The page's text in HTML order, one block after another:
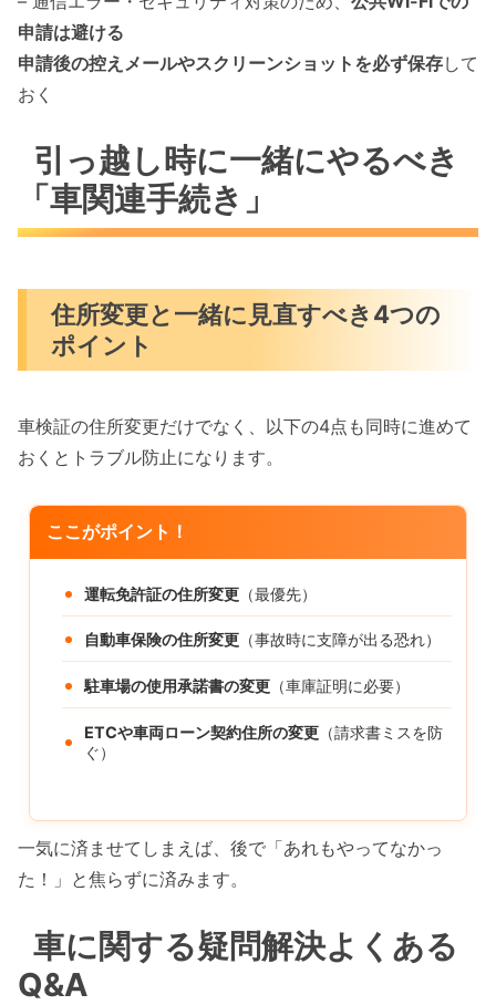
申請は避ける
申請後の控えメールやスクリーンショットを必ず保存して
おく
引っ越し時に一緒にやるべき
「車関連手続き」
住所変更と一緒に見直すべき4つの
ポイント
車検証の住所変更だけでなく、以下の4点も同時に進めて
おくとトラブル防止になります。
ここがポイント！
運転免許証の住所変更 （最優先）
自動車保険の住所変更 （事故時に支障が出る恐れ）
駐車場の使用承諾書の変更 （車庫証明に必要）
ETCや車両ローン契約住所の変更 （請求書ミスを防
ぐ）
一気に済ませてしまえば、後で「あれもやってなかっ
た！」と焦らずに済みます。
車に関する疑問解決よくある
Q&A